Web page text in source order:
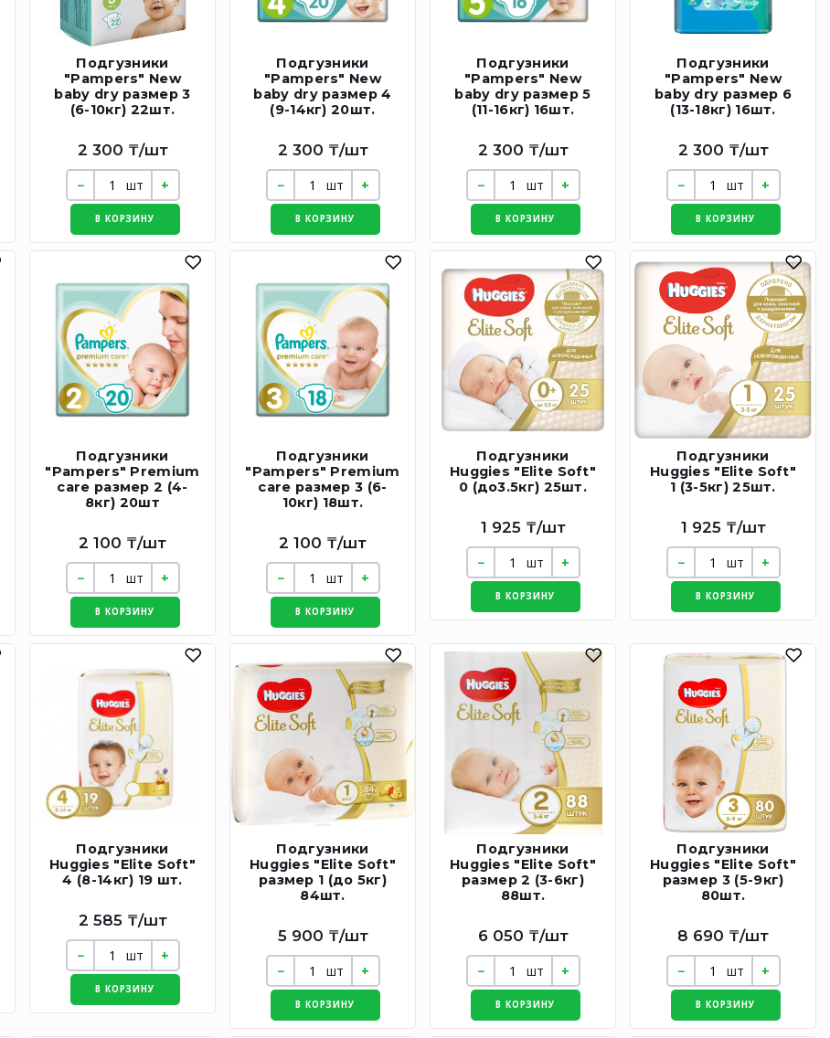
Подгузники
"Pampers" New
baby dry размер 3
(6-10кг) 22шт.
2 300 ₸/шт
шт
В КОРЗИНУ
Подгузники
"Pampers" New
baby dry размер 4
(9-14кг) 20шт.
2 300 ₸/шт
шт
В КОРЗИНУ
Подгузники
"Pampers" New
baby dry размер 5
(11-16кг) 16шт.
2 300 ₸/шт
шт
В КОРЗИНУ
Подгузники
"Pampers" New
baby dry размер 6
(13-18кг) 16шт.
2 300 ₸/шт
шт
В КОРЗИНУ
Подгузники
"Pampers" Premium
care размер 2 (4-
8кг) 20шт
2 100 ₸/шт
шт
В КОРЗИНУ
Подгузники
"Pampers" Premium
care размер 3 (6-
10кг) 18шт.
2 100 ₸/шт
шт
В КОРЗИНУ
Подгузники
Huggies "Elite Soft"
0 (до3.5кг) 25шт.
1 925 ₸/шт
шт
В КОРЗИНУ
Подгузники
Huggies "Elite Soft"
1 (3-5кг) 25шт.
1 925 ₸/шт
шт
В КОРЗИНУ
Подгузники
Huggies "Elite Soft"
4 (8-14кг) 19 шт.
2 585 ₸/шт
шт
В КОРЗИНУ
Подгузники
Huggies "Elite Soft"
размер 1 (до 5кг)
84шт.
5 900 ₸/шт
шт
В КОРЗИНУ
Подгузники
Huggies "Elite Soft"
размер 2 (3-6кг)
88шт.
6 050 ₸/шт
шт
В КОРЗИНУ
Подгузники
Huggies "Elite Soft"
размер 3 (5-9кг)
80шт.
8 690 ₸/шт
шт
В КОРЗИНУ